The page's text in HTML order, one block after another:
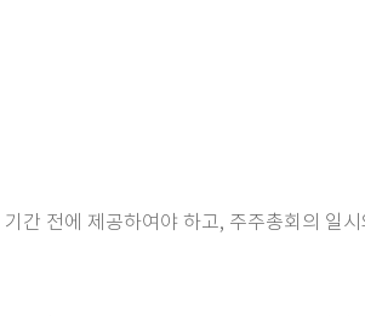
전에 제공하여야 하고, 주주총회의 일